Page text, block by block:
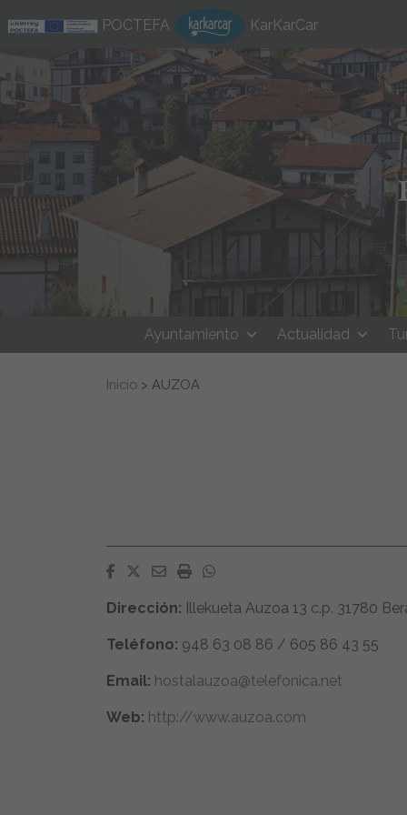
POCTEFA
KarKarCar
Ayuntamiento Actualidad
Buscar:
Inicio > AUZOA
Facebook
Twitter
EmailImprimirWhatsapp
Dirección: Illekueta Auzoa 13 c.p. 31780
Teléfono: 948 63 08 86 / 605 86 43 55
Email: hostalauzoa@telefonica.net
Web: http://www.auzoa.com